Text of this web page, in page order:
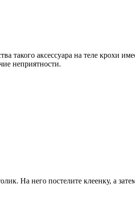
такого аксессуара на теле крохи
неприятности.
На него постелите клеенку, а